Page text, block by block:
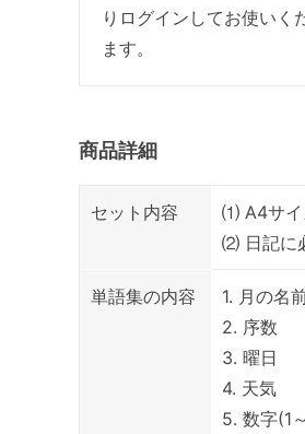
りログインしてお使いく
ます。
商品詳細
セット内容
⑴ A4サイ
⑵ 日記に
単語集の内容
1. 月の名
2. 序数
3. 曜日
4. 天気
5. 数字(1